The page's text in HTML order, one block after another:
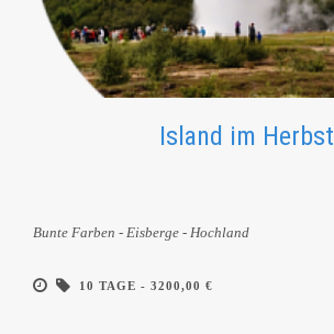
Island im Herbst
Bunte Farben - Eisberge - Hochland
10 TAGE - 3200,00 €